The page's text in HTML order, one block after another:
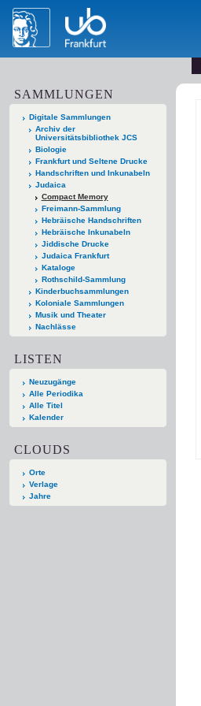
SAMMLUNGEN
Digitale Sammlungen
Archiv der
Universitätsbibliothek JCS
Biologie
Frankfurt und Seltene Drucke
Handschriften und Inkunabeln
Judaica
Compact Memory
Freimann-Sammlung
Hebräische Handschriften
Hebräische Inkunabeln
Jiddische Drucke
Judaica Frankfurt
Kataloge
Rothschild-Sammlung
Kinderbuchsammlungen
Koloniale Sammlungen
Musik und Theater
Nachlässe
LISTEN
Neuzugänge
Alle Periodika
Alle Titel
Kalender
CLOUDS
Orte
Verlage
Jahre